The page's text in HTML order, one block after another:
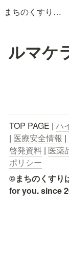
まちのくすりばこ
ルマケ
TOP PAGE | ハ
| 医療安全情報 |
啓発資料 | 医薬
ポリシー
©まちのくすり
for you. since